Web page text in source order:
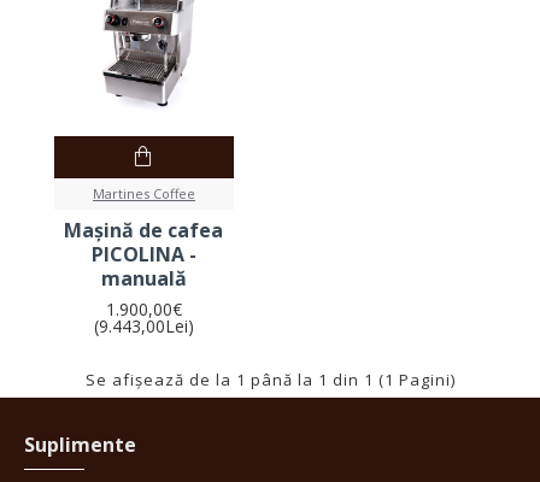
Martines Coffee
Mașină de cafea
PICOLINA -
manuală
1.900,00€
(9.443,00Lei)
Se afişează de la 1 până la 1 din 1 (1 Pagini)
Suplimente